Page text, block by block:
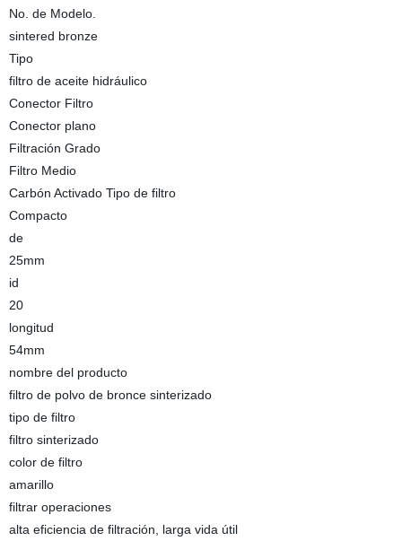
No. de Modelo.
sintered bronze
Tipo
filtro de aceite hidráulico
Conector Filtro
Conector plano
Filtración Grado
Filtro Medio
Carbón Activado Tipo de filtro
Compacto
de
25mm
id
20
longitud
54mm
nombre del producto
filtro de polvo de bronce sinterizado
tipo de filtro
filtro sinterizado
color de filtro
amarillo
filtrar operaciones
alta eficiencia de filtración, larga vida útil